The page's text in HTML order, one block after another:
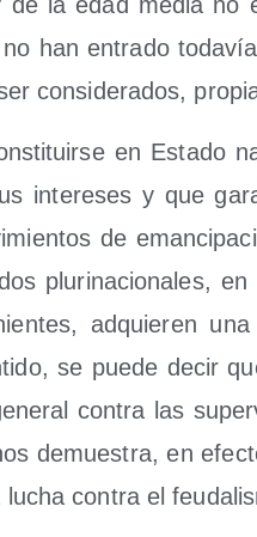
han entra­do
con­si­de­ra­dos,
en Esta­do
intere­ses y que
de
plu­ri­na­cio­na­les,
adquie­ren
se pue­de decir
con­tra las
demues­tra, en
con­tra el